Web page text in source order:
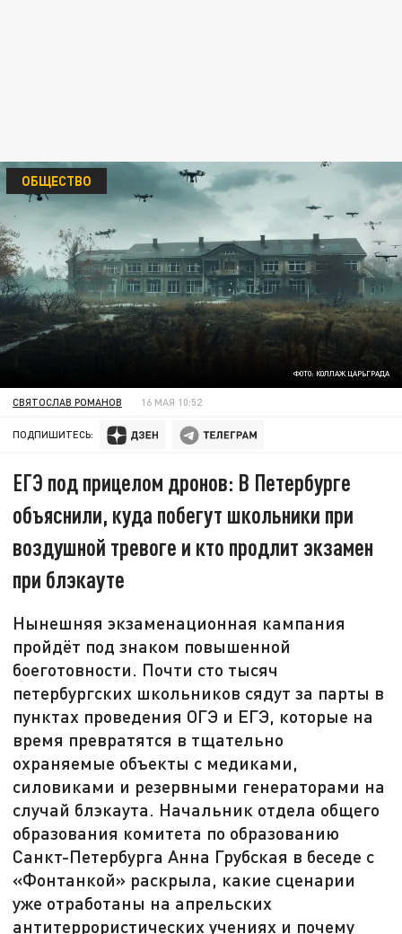
ФОТО: КОЛЛАЖ ЦАРЬГРАДА
ОБЩЕСТВО
СВЯТОСЛАВ РОМАНОВ 16 МАЯ 10:52
ПОДПИШИТЕСЬ:
ЕГЭ под прицелом дронов: В Петербурге
объяснили, куда побегут школьники при
воздушной тревоге и кто продлит экзамен
при блэкауте
Нынешняя экзаменационная кампания
пройдёт под знаком повышенной
боеготовности. Почти сто тысяч
петербургских школьников сядут за парты в
пунктах проведения ОГЭ и ЕГЭ, которые на
время превратятся в тщательно
охраняемые объекты с медиками,
силовиками и резервными генераторами на
случай блэкаута. Начальник отдела общего
образования комитета по образованию
Санкт-Петербурга Анна Грубская в беседе с
«Фонтанкой» раскрыла, какие сценарии
уже отработаны на апрельских
антитеррористических учениях и почему